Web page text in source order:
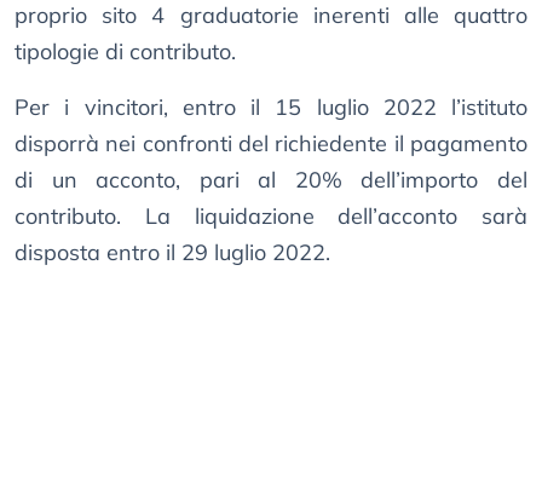
proprio sito 4 graduatorie inerenti alle quattro
tipologie di contributo.
Per i vincitori, entro il 15 luglio 2022 l’istituto
disporrà nei confronti del richiedente il pagamento
di un acconto, pari al 20% dell’importo del
contributo. La liquidazione dell’acconto sarà
disposta entro il 29 luglio 2022.